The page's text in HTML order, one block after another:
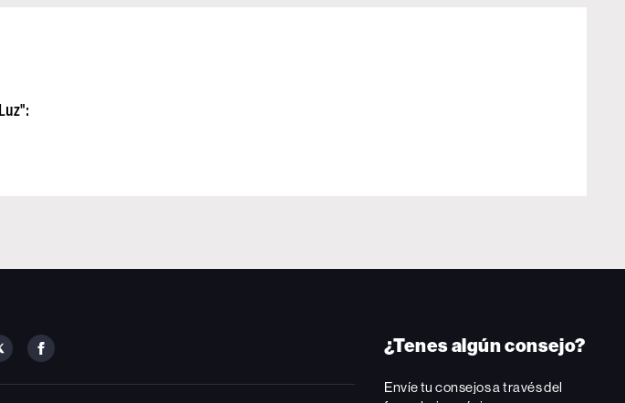
FOLLOW
ON
FOLLOW
ON
¿Tenes algún consejo?
Envíe tu consejos a través del